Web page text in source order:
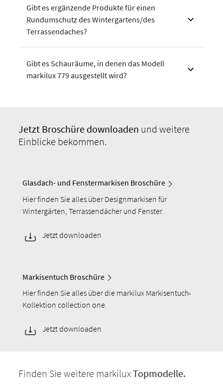
Gibt es ergänzende Produkte für einen
Rundumschutz des Wintergartens/des
Terrassendaches?
Gibt es Schauräume, in denen das Modell
markilux 779 ausgestellt wird?
Jetzt Broschüre downloaden und weitere
Einblicke bekommen.
Glasdach- und Fenstermarkisen Broschüre
Hier finden Sie alles über Designmarkisen für
Wintergärten, Terrassendächer und Fenster.
Jetzt downloaden
Markisentuch Broschüre
Hier finden Sie alles über die markilux Markisentuch-
Kollektion collection one.
Jetzt downloaden
Finden Sie weitere markiluxTopmodelle.